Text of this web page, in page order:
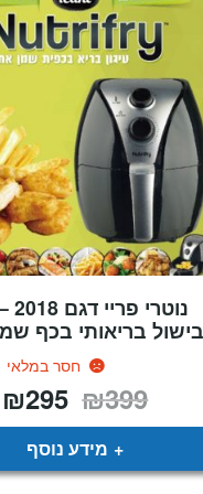
בישול בריאותי בכף
חסר במלאי
₪399 המחיר
המקורי
היה:
₪295
מידע נוסף